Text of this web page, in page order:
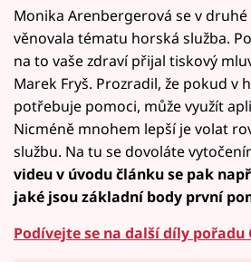
Monika Arenbergerová se v
věnovala tématu horská služba.
na to vaše zdraví přijal tiskový
Marek Fryš. Prozradil, že pokud v
potřebuje pomoci, může využít
Nicméně mnohem lepší je volat
službu. Na tu se dovoláte
videu v úvodu článku se pak
jaké jsou základní body první
Podívejte se na další díly pořadu